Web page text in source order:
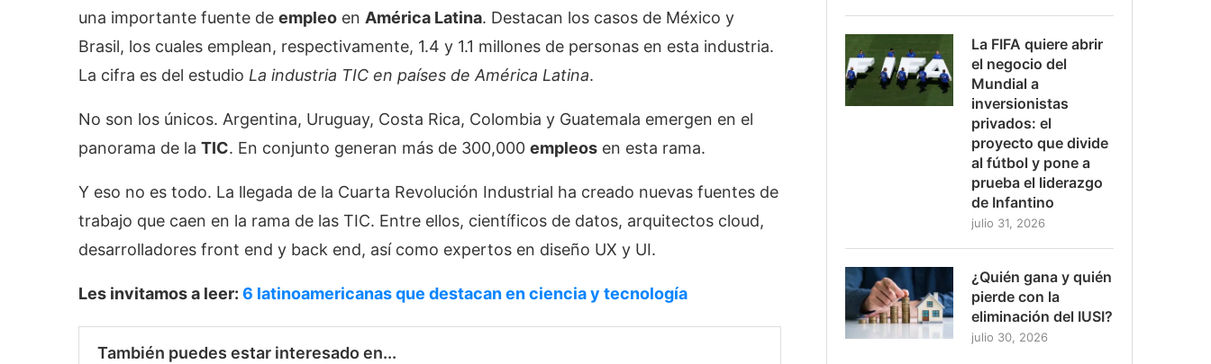
una importante fuente de empleo en América Latina. Destacan los casos de México y
Brasil, los cuales emplean, respectivamente, 1.4 y 1.1 millones de personas en esta industria.
La cifra es del estudio La industria TIC en países de América Latina.
No son los únicos. Argentina, Uruguay, Costa Rica, Colombia y Guatemala emergen en el
panorama de la TIC. En conjunto generan más de 300,000 empleos en esta rama.
Y eso no es todo. La llegada de la Cuarta Revolución Industrial ha creado nuevas fuentes de
trabajo que caen en la rama de las TIC. Entre ellos, científicos de datos, arquitectos cloud,
desarrolladores front end y back end, así como expertos en diseño UX y UI.
Les invitamos a leer: 6 latinoamericanas que destacan en ciencia y tecnología
También puedes estar interesado en...
La FIFA quiere abrir
el negocio del
Mundial a
inversionistas
privados: el
proyecto que divide
al fútbol y pone a
prueba el liderazgo
de Infantino
julio 31, 2026
¿Quién gana y quién
pierde con la
eliminación del IUSI?
julio 30, 2026